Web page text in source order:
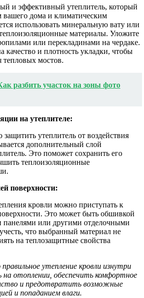
и эффективный утеплитель, который
вашего дома и климатическим
использовать минеральную вату или
материалы. Уложите
или перекладинами на чердаке.
качество и плотность укладки, чтобы
тепловых мостов.
разбить участок на зоны фото
на утеплителе:
утеплитель от воздействия
дополнительный слой
Это поможет сохранить его
теплоизоляционные
поверхности:
кровли можно приступать к
Это может быть обшивкой
или другими отделочными
что выбранный материал не
на теплозащитные свойства
утепление кровли изнутри
отоплении, обеспечить комфортное
и предотвратить возможные
и попаданием влаги.